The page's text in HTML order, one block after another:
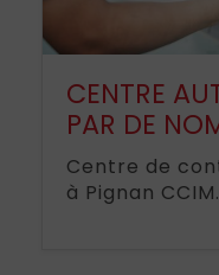
CENTRE
PAR DE
Centre de
à Pignan